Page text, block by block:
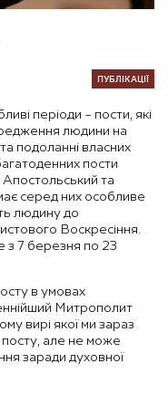
ПУБЛІКАЦІЇ
періоди – пости, які
людини на
подоланні власних
пости
та
серед них особливе
людину до
Воскресіння.
з 7 березня по 23
в умовах
Митрополит
вирі якої ми зараз
але не може
заради духовної